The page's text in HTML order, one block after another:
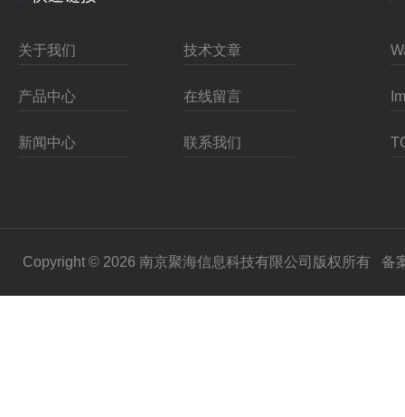
关于我们 技术文章
产品中心 在线留言
新闻中心 联系我们
Copyright © 2026 南京聚海信息科技有限公司版权所有 备